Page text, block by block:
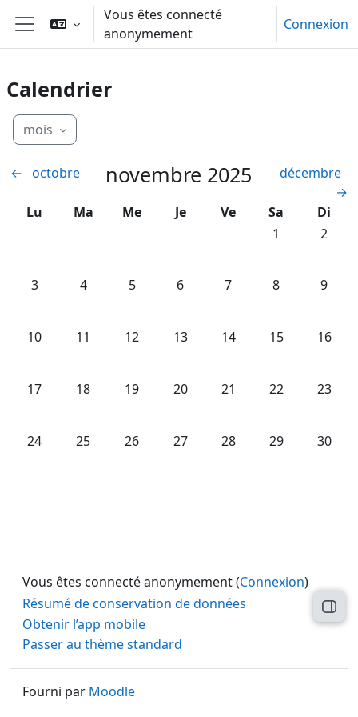
Passer au contenu principal
Panneau latéral
Vous êtes connecté
anonymement
Connexion
Calendrier
mois
← octobre novembre 2025
décembre
→
Lundi
Lu Mardi
Ma Mercredi
Me Jeudi
Je Vendredi
Ve Samedi
Sa
Di
Aucun
1 2
Aucun événement, lundi 3 novembre
3 Aucun événement, mardi 4 novembre
4 Aucun événement, mercredi 5
5 Aucun événement, jeudi 6
6 Aucun événement,
7 Aucun
8 9
Aucun événement, lundi 10 novembre
10 Aucun événement, mardi 11 novembre
11 Aucun événement, mercredi 12
12 Aucun événement, jeudi 13
13 Aucun événement,
14 Aucun
15 16
Aucun événement, lundi 17 novembre
17 Aucun événement, mardi 18 novembre
18 Aucun événement, mercredi 19
19 Aucun événement, jeudi 20
20 Aucun événement,
21 Aucun
22 23
Aucun événement, lundi 24 novembre
24 Aucun événement, mardi 25 novembre
25 Aucun événement, mercredi 26
26 Aucun événement, jeudi 27
27 Aucun événement,
28 Aucun
29 30
Vous êtes connecté anonymement (Connexion)
Résumé de conservation de données
Obtenir l’app mobile
Passer au thème standard
Fourni par Moodle